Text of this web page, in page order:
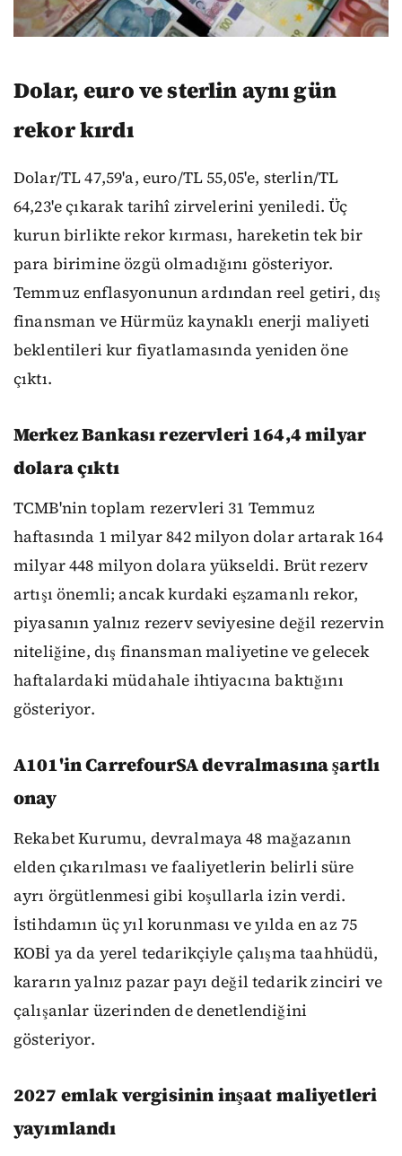
Dolar, euro ve sterlin aynı gün
rekor kırdı
Dolar/TL 47,59'a, euro/TL 55,05'e, sterlin/TL
64,23'e çıkarak tarihî zirvelerini yeniledi. Üç
kurun birlikte rekor kırması, hareketin tek bir
para birimine özgü olmadığını gösteriyor.
Temmuz enflasyonunun ardından reel getiri, dış
finansman ve Hürmüz kaynaklı enerji maliyeti
beklentileri kur fiyatlamasında yeniden öne
çıktı.
Merkez Bankası rezervleri 164,4 milyar
dolara çıktı
TCMB'nin toplam rezervleri 31 Temmuz
haftasında 1 milyar 842 milyon dolar artarak 164
milyar 448 milyon dolara yükseldi. Brüt rezerv
artışı önemli; ancak kurdaki eşzamanlı rekor,
piyasanın yalnız rezerv seviyesine değil rezervin
niteliğine, dış finansman maliyetine ve gelecek
haftalardaki müdahale ihtiyacına baktığını
gösteriyor.
A101'in CarrefourSA devralmasına şartlı
onay
Rekabet Kurumu, devralmaya 48 mağazanın
elden çıkarılması ve faaliyetlerin belirli süre
ayrı örgütlenmesi gibi koşullarla izin verdi.
İstihdamın üç yıl korunması ve yılda en az 75
KOBİ ya da yerel tedarikçiyle çalışma taahhüdü,
kararın yalnız pazar payı değil tedarik zinciri ve
çalışanlar üzerinden de denetlendiğini
gösteriyor.
2027 emlak vergisinin inşaat maliyetleri
yayımlandı